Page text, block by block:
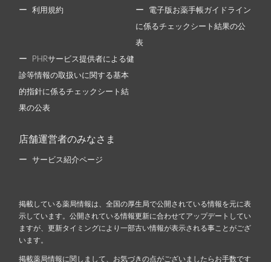
利用規約 電子版お薬手帳ガイドライン
に係るチェックシート結果の公
表
PHRサービス提供者による健
診等情報の取扱いに関する基本
的指針に係るチェックシート結
果の公表
店舗運営者のみなさま
サービス紹介ページ
掲載している薬局情報は、全国の厚生局で公開されている情報を元に表
示しています。公開されている情報更新に合わせてアップデートしてい
ますが、更新タイミングにより一部古い情報が表示される事ことがござ
います。
掲載薬局情報に関しまして、お気づきの点がございましたらお手数です